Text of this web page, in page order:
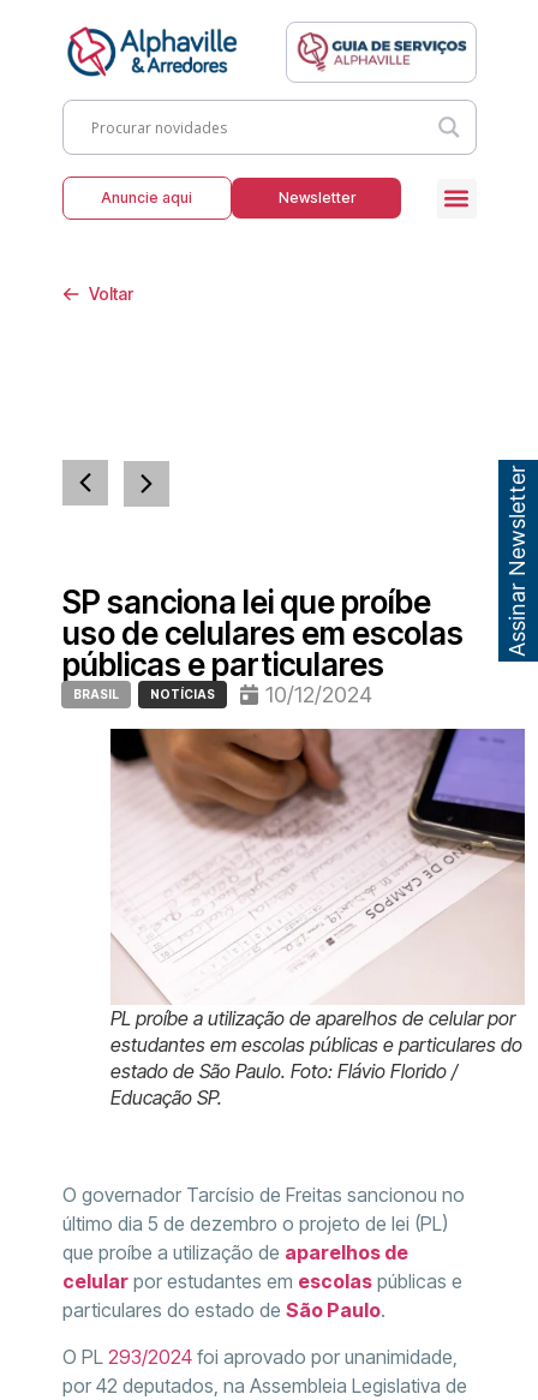
Anuncie aqui Newsletter
Voltar
SP sanciona lei que proíbe
uso de celulares em escolas
públicas e particulares
BRASIL NOTÍCIAS 10/12/2024
PL proíbe a utilização de aparelhos de celular por
estudantes em escolas públicas e particulares do
estado de São Paulo. Foto: Flávio Florido /
Educação SP.
O governador Tarcísio de Freitas sancionou no
último dia 5 de dezembro o projeto de lei (PL)
que proíbe a utilização de aparelhos de
celularpor estudantes em escolas públicas e
particulares do estado de São Paulo.
O PL 293/2024foi aprovado por unanimidade,
por 42 deputados, na Assembleia Legislativa de
Assinar Newsletter